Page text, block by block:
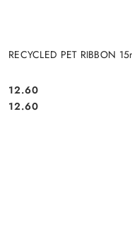
RECYCLED PET RIBBON
Cena:
12.60
Cena:
12.60